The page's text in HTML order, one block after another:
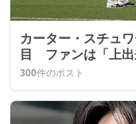
カーター・スチュ
目 ファンは「上出
300件のポスト